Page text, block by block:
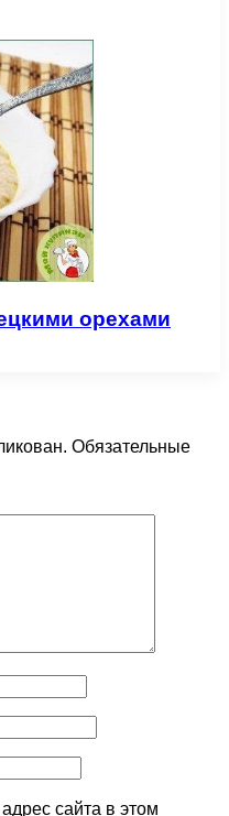
орехами
Обязательные
сайта в этом